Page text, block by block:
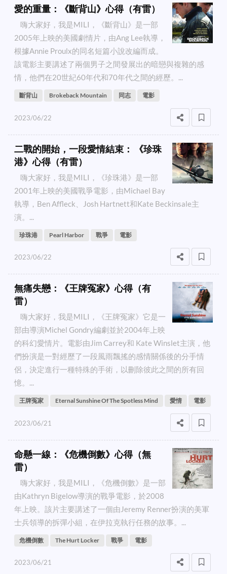
愛的重量：《斷背山》心得（有雷）
嗨大家好，我是MILI，《斷背山》是一部
2005年上映的美國劇情片，由Ang Lee執導，
根據Annie Proulx的同名短篇小說改編而成。
該電影主要講述了兩個男子之間發展出的暗戀與複雜的感
情，他們在20世紀60年代和70年代之間的經歷。...
斷背山 Brokeback Mountain 同志 電影
2023/06/22
二戰的開始，一段愛情結束： 《珍珠
港》心得（有雷）
嗨大家好，我是MILI，《珍珠港》是一部
2001年上映的美國戰爭電影，由Michael Bay
執導，Ben Affleck、Josh Hartnett和Kate Beckinsale主
演。...
珍珠港 Pearl Harbor 戰爭 電影
2023/06/22
無痛失戀：《王牌冤家》心得（有
雷）
嗨大家好，我是MILI，《王牌冤家》它是一
部由導演Michel Gondry編劇並於2004年上映
的科幻愛情片。電影由Jim Carrey和 Kate Winslet主演，他
們扮演是一對經歷了一段風雨飄搖的感情關係後的分手情
侶，決定進行一種特殊的手術，以刪除彼此之間的所有回
憶。...
王牌冤家 Eternal Sunshine Of The Spotless Mind 愛情 電影
2023/06/21
命懸一線：《危機倒數》心得（無
雷）
嗨大家好，我是MILI，《危機倒數》是一部
由Kathryn Bigelow導演的戰爭電影，於2008
年上映。該片主要講述了一個由Jeremy Renner扮演的美軍
士兵領導的拆彈小組，在伊拉克執行任務的故事。...
危機倒數 The Hurt Locker 戰爭 電影
2023/06/21